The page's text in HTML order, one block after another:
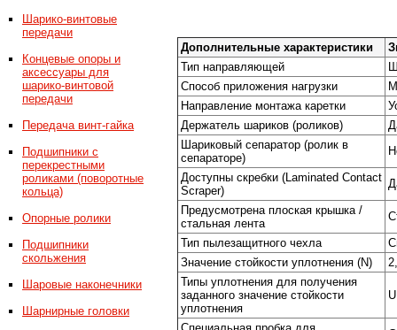
Шарико-винтовые
передачи
Концевые опоры и
аксессуары для
шарико-винтовой
передачи
Передача винт-гайка
Подшипники с
перекрестными
роликами (поворотные
кольца)
Опорные ролики
Подшипники
скольжения
Шаровые наконечники
Шарнирные головки
Дополнительные характеристики
Тип направляющей
Способ приложения нагрузки
Направление монтажа каретки
Держатель шариков (роликов)
Шариковый сепаратор (ролик в
сепараторе)
Доступны скребки (Laminated Contact
Scraper)
Предусмотрена плоская крышка /
стальная лента
Тип пылезащитного чехла
Значение стойкости уплотнения (N)
Типы уплотнения для получения
заданного значение стойкости
уплотнения